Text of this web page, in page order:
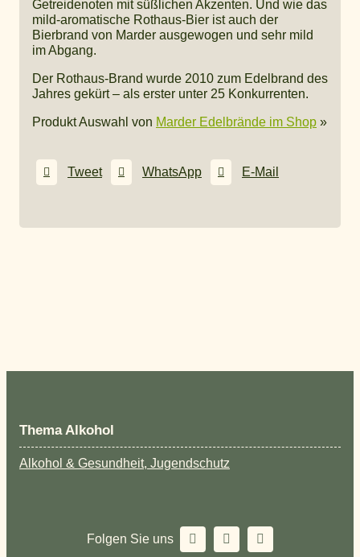
Getreidenoten mit süßlichen Akzenten. Und wie das
mild-aromatische Rothaus-Bier ist auch der
Bierbrand von Marder ausgewogen und sehr mild
im Abgang.
Der Rothaus-Brand wurde 2010 zum Edelbrand des
Jahres gekürt – als erster unter 25 Konkurrenten.
Produkt Auswahl von Marder Edelbrände im Shop »
Tweet WhatsApp E-Mail
Thema Alkohol
Alkohol & Gesundheit, Jugendschutz
Folgen Sie uns